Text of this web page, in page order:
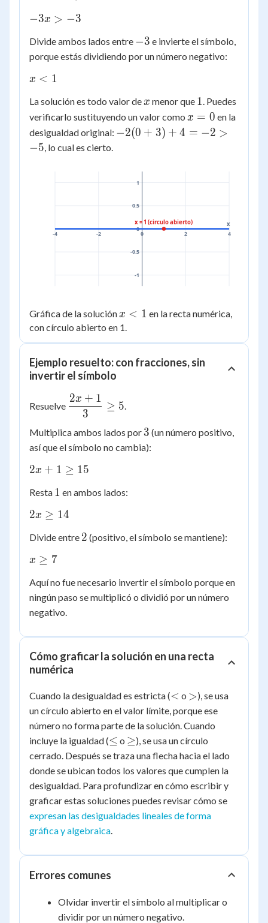
>
-5
2
-3x
-3
−3x > −3
Divide ambos lados entre -3
−3 e invierte el símbolo,
porque estás dividiendo por un número negativo:
x
1
x < 1
La solución es todo valor de x
x menor que 1
1. Puedes
verificarlo sustituyendo un valor como x
=
x = 0 en la
desigualdad original: -2(0+3)+4
−2(0 + 3) + 4 = −2 >
−5, lo cual es cierto.
-4 -2 0 2 4
-1
-0.5
0
0.5
1
x
x = 1 (circulo abierto)
Gráfica de la soluciónx
<
1
x < 1 en la recta numérica,
con círculo abierto en 1.
Ejemplo resuelto: con fracciones, sin
invertir el símbolo
Resuelve \dfrac{2x
+ 1}{3}
\ge 5
3
2x + 1
≥ 5
Multiplica ambos lados por 3
3 (un número positivo,
así que el símbolo no cambia):
2x
1
\ge
2x + 1 ≥ 15
Resta 1
1 en ambos lados:
2x
14
2x ≥ 14
Divide entre 2
2 (positivo, el símbolo se mantiene):
x
7
x ≥ 7
Aquí no fue necesario invertir el símbolo porque en
ningún paso se multiplicó o dividió por un número
negativo.
Cómo graficar la solución en una recta
numérica
Cuando la desigualdad es estricta (<
< o >
>), se usa
un círculo abierto en el valor límite, porque ese
número no forma parte de la solución. Cuando
incluye la igualdad (\le
≤ o \ge
≥), se usa un círculo
cerrado. Después se traza una flecha hacia el lado
donde se ubican todos los valores que cumplen la
desigualdad. Para profundizar en cómo escribir y
graficar estas soluciones puedes revisar cómo se
expresan las desigualdades lineales de forma
gráfica y algebraica.
Errores comunes
Olvidar invertir el símbolo al multiplicar o
dividir por un número negativo.